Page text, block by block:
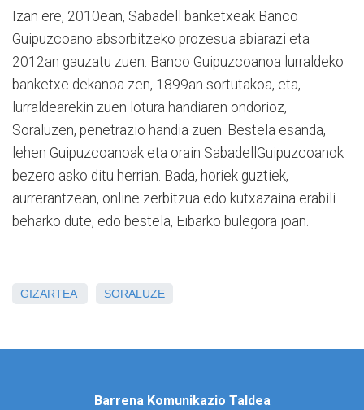
Izan ere, 2010ean, Sabadell banketxeak Banco
Guipuzcoano absorbitzeko prozesua abiarazi eta
2012an gauzatu zuen. Banco Guipuzcoanoa lurraldeko
banketxe dekanoa zen, 1899an sortutakoa, eta,
lurraldearekin zuen lotura handiaren ondorioz,
Soraluzen, penetrazio handia zuen. Bestela esanda,
lehen Guipuzcoanoak eta orain SabadellGuipuzcoanok
bezero asko ditu herrian. Bada, horiek guztiek,
aurrerantzean, online zerbitzua edo kutxazaina erabili
beharko dute, edo bestela, Eibarko bulegora joan.
GIZARTEA SORALUZE
Barrena Komunikazio Taldea